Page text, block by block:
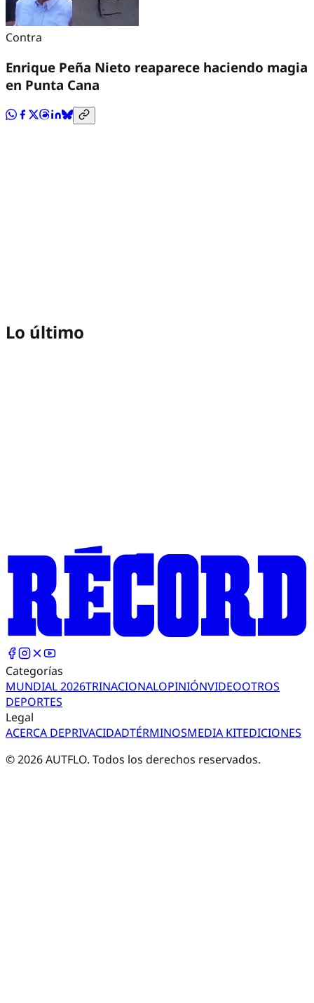
Contra
Enrique Peña Nieto reaparece haciendo magia
en Punta Cana
Lo último
Categorías
MUNDIAL 2026TRINACIONALOPINIÓNVIDEOOTROS
DEPORTES
Legal
ACERCA DEPRIVACIDADTÉRMINOSMEDIA KITEDICIONES
©2026AUTFLO. Todos los derechos reservados.